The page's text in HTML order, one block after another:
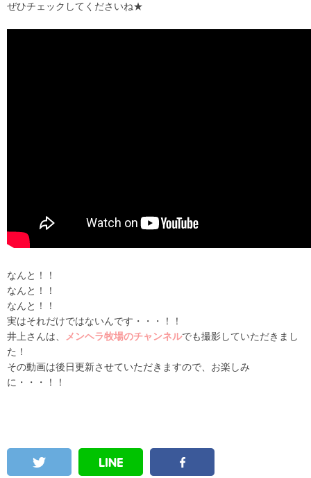
ぜひチェックしてくださいね★
なんと！！
なんと！！
なんと！！
実はそれだけではないんです・・・！！
井上さんは、
メンヘラ牧場のチャンネルでも撮影していただきまし
た！
その動画は後日更新させていただきますので、お楽しみ
に・・・！！